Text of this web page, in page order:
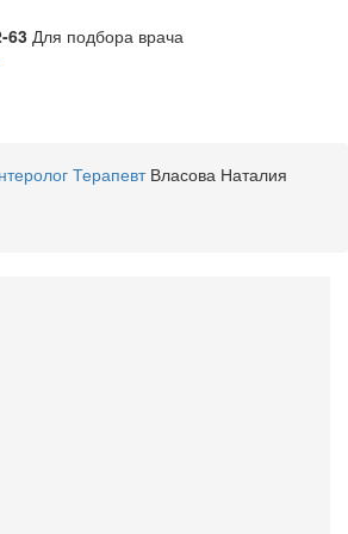
63 Для подбора врача
Терапевт Власова Наталия